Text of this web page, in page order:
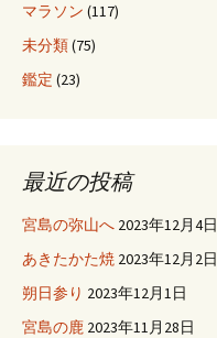
マラソン (117)
未分類(75)
鑑定 (23)
最近の投稿
宮島の弥山へ 2023年12月4日
あきたかた焼 2023年12月2日
朔日参り 2023年12月1日
宮島の鹿 2023年11月28日